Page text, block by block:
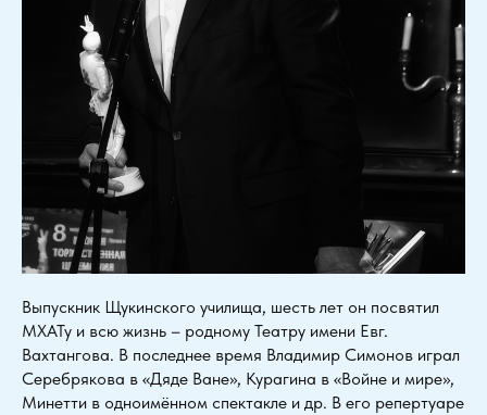
Выпускник Щукинского училища, шесть лет он посвятил
МХАТу и всю жизнь – родному Театру имени Евг.
Вахтангова. В последнее время Владимир Симонов играл
Серебрякова в «Дяде Ване», Курагина в «Войне и мире»,
Минетти в одноимённом спектакле и др. В его репертуаре